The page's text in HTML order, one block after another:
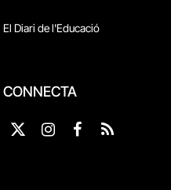
El Diari de l'Educació
CONNECTA
X
Instagram
Facebook
RSS